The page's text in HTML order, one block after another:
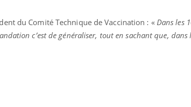
du Comité Technique de Vaccination : « Dans les
c’est de généraliser, tout en sachant que, dans